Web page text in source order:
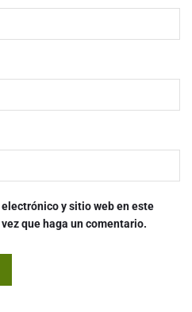
y sitio web en este
que haga un comentario.